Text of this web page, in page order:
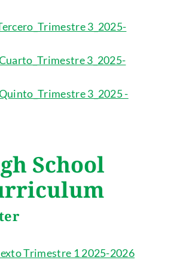
3_2025-
3_2025-
3_2025 -
School
Trimestre 1 2025-2026